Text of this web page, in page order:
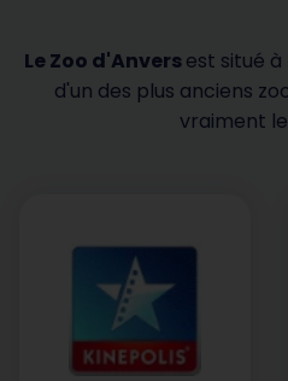
Le Zoo d'Anversest situé
d'un des plus anciens
vraiment